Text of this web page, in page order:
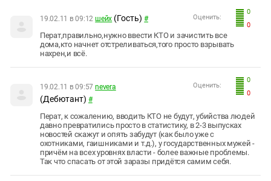
0
0
Оценить:
19.02.11 в 09:12 шейх (Гость) #
Перат,правильно,нужно ввести КТО и зачистить все
дома,кто начнет отстреливаться,того просто взрывать
нахрен,и всё.
0
0
Оценить:
19.02.11 в 09:57 nevera
(Дебютант) #
Перат, к сожалению, вводить КТО не будут, убийства людей
давно превратились просто в статистику, в 2-3 выпусках
новостей скажут и опять забудут (как было уже с
охотниками, гаишниками и т.д.), у государственных мужей -
причём на всех уровнях власти - более важные проблемы.
Так что спасать от этой заразы придётся самим себя.